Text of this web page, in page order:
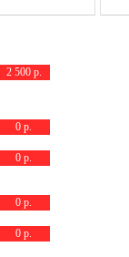
2 500 р.
0 р.
0 р.
0 р.
0 р.